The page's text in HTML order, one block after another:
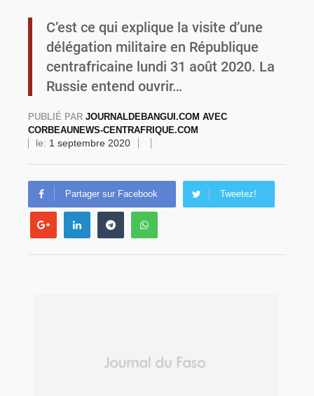
Commémoration du 4 août : Ibrahim Traoré appelle à une mobilisation totale pour la souveraineté nationale
C’est ce qui explique la visite d’une
délégation militaire en République
centrafricaine lundi 31 août 2020. La
Russie entend ouvrir…
PUBLIÉ PAR JOURNALDEBANGUI.COM AVEC
CORBEAUNEWS-CENTRAFRIQUE.COM
le: 1 septembre 2020
Partager sur Facebook Tweetez!